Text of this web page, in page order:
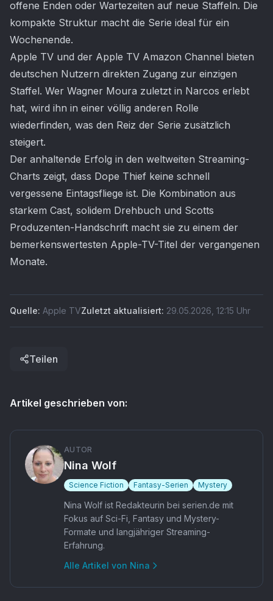
offene Enden oder Wartezeiten auf neue Staffeln. Die
kompakte Struktur macht die Serie ideal für ein
Wochenende.
Apple TV und der Apple TV Amazon Channel bieten
deutschen Nutzern direkten Zugang zur einzigen
Staffel. Wer Wagner Moura zuletzt in Narcos erlebt
hat, wird ihn in einer völlig anderen Rolle
wiederfinden, was den Reiz der Serie zusätzlich
steigert.
Der anhaltende Erfolg in den weltweiten Streaming-
Charts zeigt, dass Dope Thief keine schnell
vergessene Eintagsfliege ist. Die Kombination aus
starkem Cast, solidem Drehbuch und Scotts
Produzenten-Handschrift macht sie zu einem der
bemerkenswertesten Apple-TV-Titel der vergangenen
Monate.
Quelle: Apple TVZuletzt aktualisiert: 29.05.2026 12:15 Uhr
Teilen
Artikel geschrieben von:
AUTOR
Nina Wolf
Science Fiction Fantasy-Serien Mystery
Nina Wolf ist Redakteurin bei serien.de mit
Fokus auf Sci-Fi, Fantasy und Mystery-
Formate und langjähriger Streaming-
Erfahrung.
Alle Artikel von Nina